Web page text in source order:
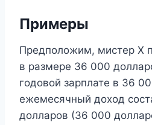
Примеры
Предположим, мистер Х
в размере 36 000
годовой зарплате в 36
ежемесячный доход
долларов (36 000